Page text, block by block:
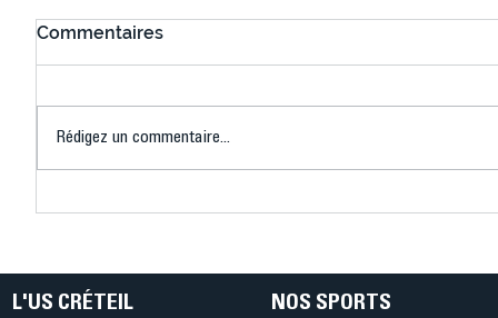
Commentaires
Rédigez un commentaire...
L'US CRÉTEIL NOS SPORTS